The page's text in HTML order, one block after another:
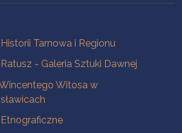
Tarnowa i Regionu
- Galeria Sztuki Dawnej
Witosa w